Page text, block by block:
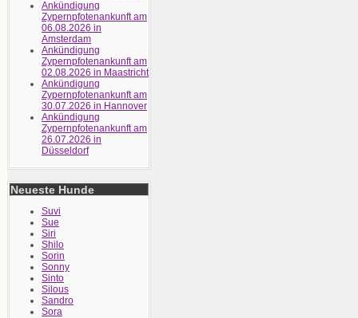
Ankündigung
Zypernpfotenankunft am
06.08.2026 in
Amsterdam
Ankündigung
Zypernpfotenankunft am
02.08.2026 in Maastricht
Ankündigung
Zypernpfotenankunft am
30.07.2026 in Hannover
Ankündigung
Zypernpfotenankunft am
26.07.2026 in
Düsseldorf
Neueste Hunde
Suvi
Sue
Siri
Shilo
Sorin
Sonny
Sinto
Silous
Sandro
Sora